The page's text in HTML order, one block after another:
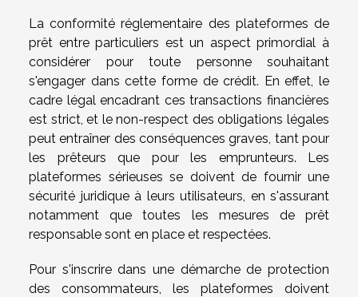
La conformité réglementaire des plateformes de
prêt entre particuliers est un aspect primordial à
considérer pour toute personne souhaitant
s'engager dans cette forme de crédit. En effet, le
cadre légal encadrant ces transactions financières
est strict, et le non-respect des obligations légales
peut entraîner des conséquences graves, tant pour
les prêteurs que pour les emprunteurs. Les
plateformes sérieuses se doivent de fournir une
sécurité juridique à leurs utilisateurs, en s'assurant
notamment que toutes les mesures de prêt
responsable sont en place et respectées.
Pour s'inscrire dans une démarche de protection
des consommateurs, les plateformes doivent